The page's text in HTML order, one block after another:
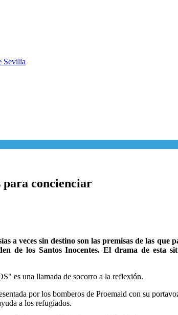
Sevilla
para concienciar
a veces sin destino son las premisas de las que
los Santos Inocentes. El drama de esta
es una llamada de socorro a la reflexión.
por los bomberos de Proemaid con su
a los refugiados.